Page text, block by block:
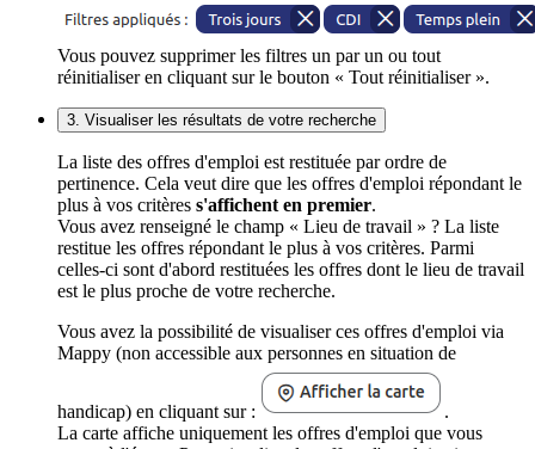
Vous pouvez supprimer les filtres un par un ou tout
réinitialiser en cliquant sur le bouton « Tout réinitialiser ».
3. Visualiser les résultats de votre recherche
La liste des offres d'emploi est restituée par ordre de
pertinence. Cela veut dire que les offres d'emploi répondant le
plus à vos critères s'affichent en premier.
Vous avez renseigné le champ « Lieu de travail » ? La liste
restitue les offres répondant le plus à vos critères. Parmi
celles-ci sont d'abord restituées les offres dont le lieu de travail
est le plus proche de votre recherche.
Vous avez la possibilité de visualiser ces offres d'emploi via
Mappy (non accessible aux personnes en situation de
handicap) en cliquant sur :
.
La carte affiche uniquement les offres d'emploi que vous